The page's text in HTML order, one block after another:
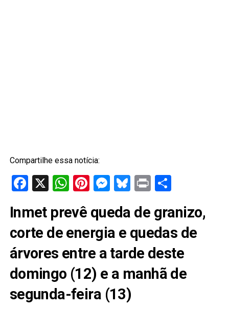
Compartilhe essa notícia:
Facebook
X WhatsApp
Pinterest
Messenger
Bluesky
PrintShare
Inmet prevê queda de granizo,
corte de energia e quedas de
árvores entre a tarde deste
domingo (12) e a manhã de
segunda-feira (13)